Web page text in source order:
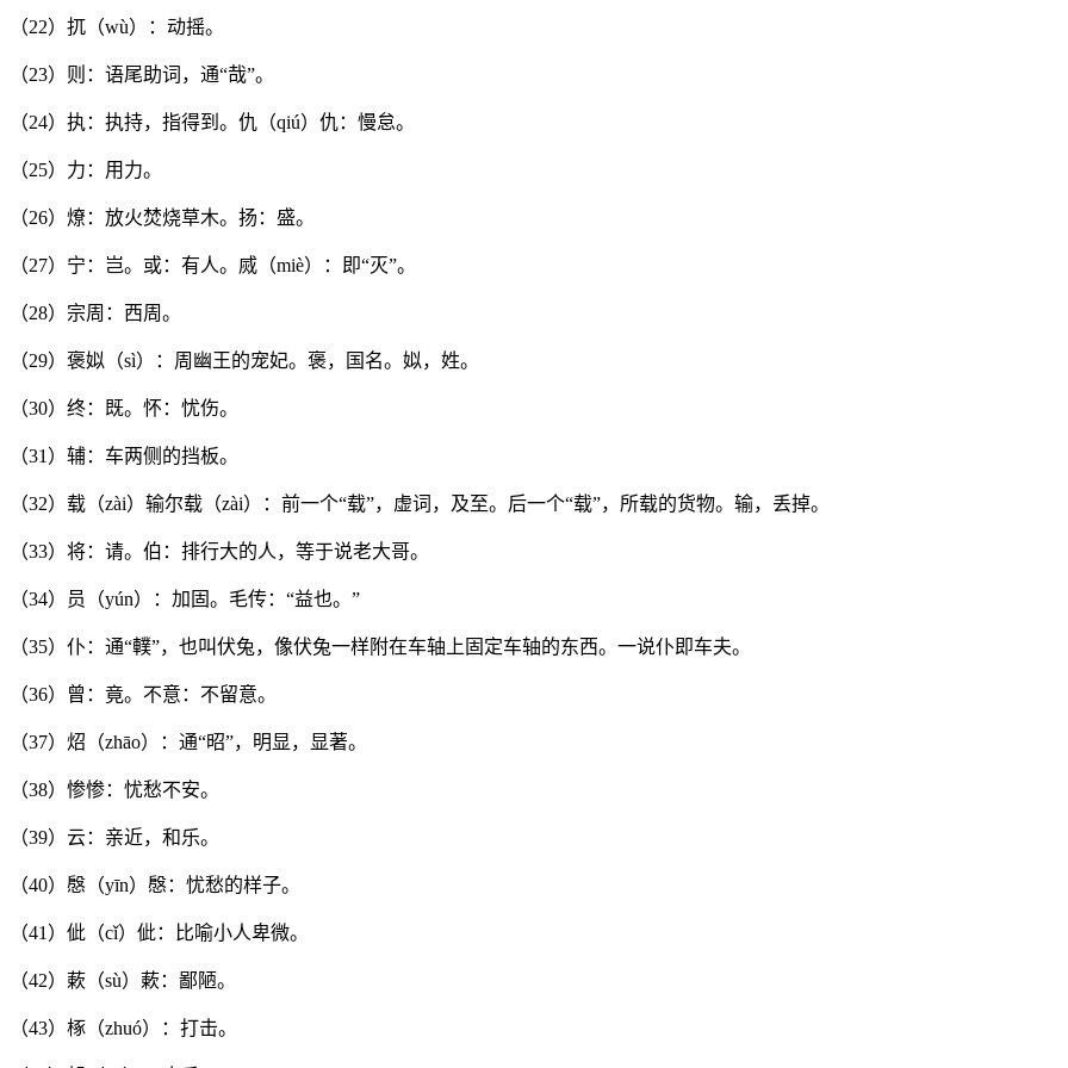
（22）扤（wù）：动摇。
（23）则：语尾助词，通“哉”。
（24）执：执持，指得到。仇（qiú）仇：慢怠。
（25）力：用力。
（26）燎：放火焚烧草木。扬：盛。
（27）宁：岂。或：有人。烕（miè）：即“灭”。
（28）宗周：西周。
（29）褒姒（sì）：周幽王的宠妃。褒，国名。姒，姓。
（30）终：既。怀：忧伤。
（31）辅：车两侧的挡板。
（32）载（zài）输尔载（zài）：前一个“载”，虚词，及至。后一个“载”，所载的货物。输，丢掉。
（33）将：请。伯：排行大的人，等于说老大哥。
（34）员（yún）：加固。毛传：“益也。”
（35）仆：通“轐”，也叫伏兔，像伏兔一样附在车轴上固定车轴的东西。一说仆即车夫。
（36）曾：竟。不意：不留意。
（37）炤（zhāo）：通“昭”，明显，显著。
（38）惨惨：忧愁不安。
（39）云：亲近，和乐。
（40）慇（yīn）慇：忧愁的样子。
（41）佌（cǐ）佌：比喻小人卑微。
（42）蔌（sù）蔌：鄙陋。
（43）椓（zhuó）：打击。